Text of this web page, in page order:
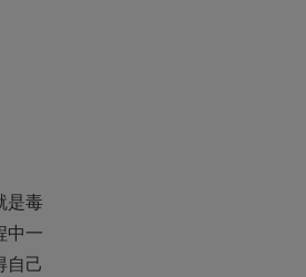
是毒
中一
自己